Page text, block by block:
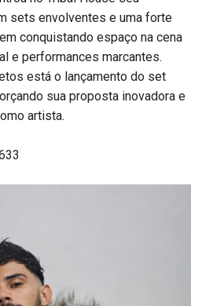
sets envolventes e uma forte
conquistando espaço na cena
e performances marcantes.
está o lançamento do set
sua proposta inovadora e
artista.